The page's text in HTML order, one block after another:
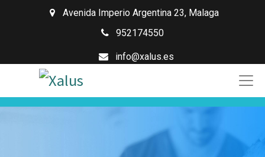
Avenida Imperio Argentina 23, Malaga
952174550
info@xalus.es